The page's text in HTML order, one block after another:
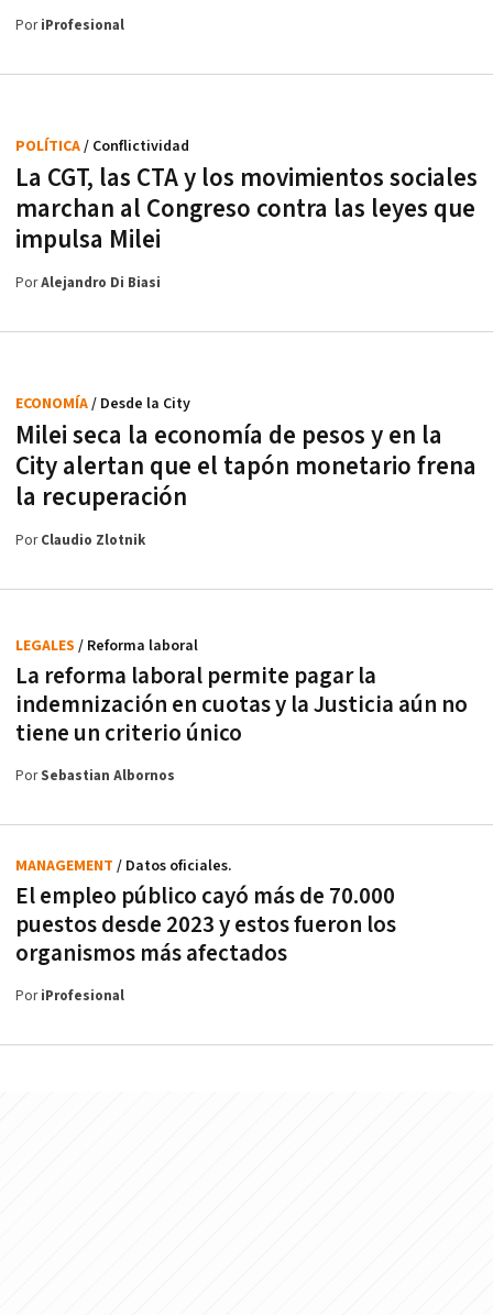
PoriProfesional
La CGT, las CTA y los movimientos sociales
marchan al Congreso contra las leyes que
impulsa Milei
POLÍTICA/ Conflictividad
PorAlejandro Di Biasi
Milei seca la economía de pesos y en la
City alertan que el tapón monetario frena
la recuperación
ECONOMÍA/ Desde la City
PorClaudio Zlotnik
La reforma laboral permite pagar la
indemnización en cuotas y la Justicia aún no
tiene un criterio único
LEGALES / Reforma laboral
PorSebastian Albornos
El empleo público cayó más de 70.000
puestos desde 2023 y estos fueron los
organismos más afectados
MANAGEMENT / Datos oficiales.
PoriProfesional